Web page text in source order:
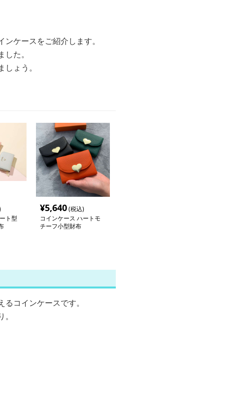
ケースをご紹介します。
た。
ょう。
ト型
¥5,640(税込)
コインケース ハートモ
チーフ小型財布
コインケースです。